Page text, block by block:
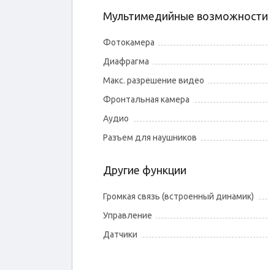
Мультимедийные возможности
Фотокамера
Диафрагма
Макс. разрешение видео
Фронтальная камера
Аудио
Разъем для наушников
Другие функции
Громкая связь (встроенный динамик)
Управление
Датчики